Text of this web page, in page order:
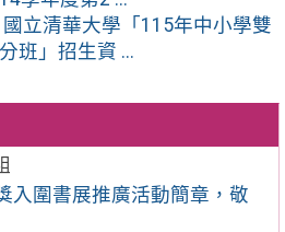
入圍書展推廣活動簡章，敬
國立清華大學「115年中小學雙
班」招生資 ...